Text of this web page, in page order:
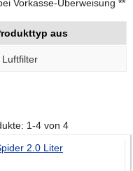
Vorkasse-Überweisung **
aus
Luftfilter
1-4 von 4
2.0 Liter